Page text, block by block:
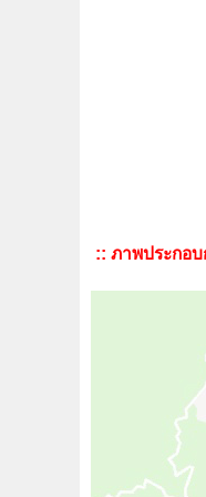
:: ภาพประกอบ